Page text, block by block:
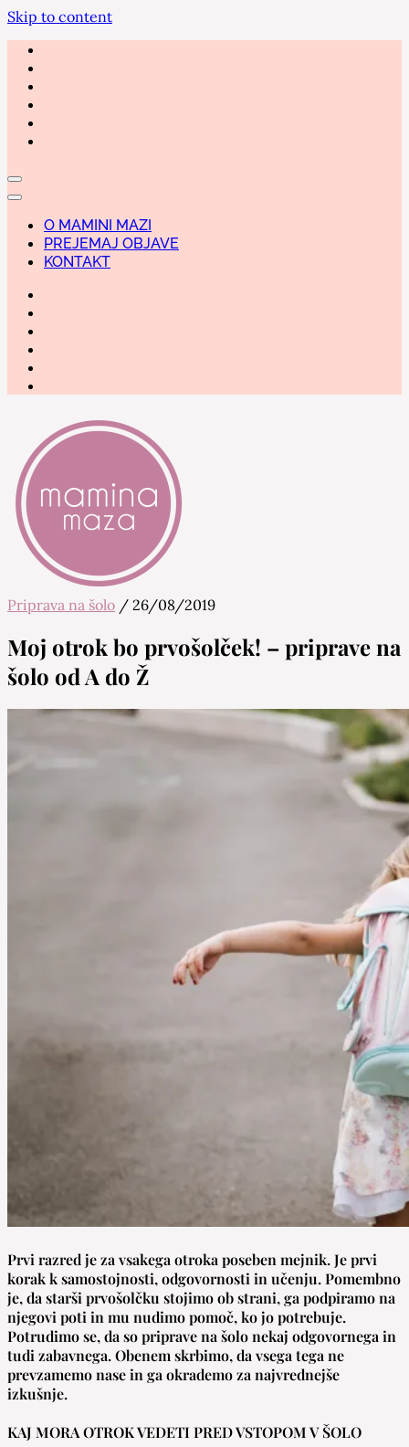
Skip to content
O MAMINI MAZI
PREJEMAJ OBJAVE
KONTAKT
Mamina Maza
Priprava na šolo / 26/08/2019
Moj otrok bo prvošolček! – priprave na
šolo od A do Ž
Prvi razred je za vsakega otroka poseben mejnik. Je prvi
korak k samostojnosti, odgovornosti in učenju. Pomembno
je, da starši prvošolčku stojimo ob strani, ga podpiramo na
njegovi poti in mu nudimo pomoč, ko jo potrebuje.
Potrudimo se, da so priprave na šolo nekaj odgovornega in
tudi zabavnega. Obenem skrbimo, da vsega tega ne
prevzamemo nase in ga okrademo za najvrednejše
izkušnje.
KAJ MORA OTROK VEDETI PRED VSTOPOM V ŠOLO